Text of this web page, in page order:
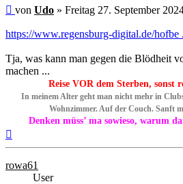
Beitrag
von Udo » Freitag 27. September
https://www.regensburg-digital.de/hofbe
Tja, was kann man gegen die Blödheit
machen ...
Reise VOR dem Sterben, sonst
In meinem Alter geht man nicht mehr in
Wohnzimmer. Auf der Couch. Sanft
Denken müss’ ma sowieso, warum
rowa61
User